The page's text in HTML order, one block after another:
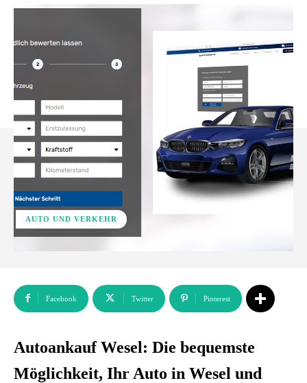
AUTO UND VERKEHR
Facebook Twitter Pinterest
Autoankauf Wesel: Die bequemste
Möglichkeit, Ihr Auto in Wesel und